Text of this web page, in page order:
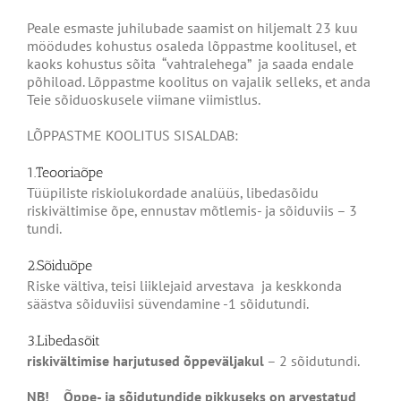
Peale esmaste juhilubade saamist on hiljemalt 23 kuu
möödudes kohustus osaleda lõppastme koolitusel, et
kaoks kohustus sõita “vahtralehega” ja saada endale
põhiload. Lõppastme koolitus on vajalik selleks, et anda
Teie sõiduoskusele viimane viimistlus.
LÕPPASTME KOOLITUS SISALDAB:
1.Teooriaõpe
Tüüpiliste riskiolukordade analüüs, libedasõidu
riskivältimise õpe, ennustav mõtlemis- ja sõiduviis – 3
tundi.
2.Sõiduõpe
Riske vältiva, teisi liiklejaid arvestava ja keskkonda
säästva sõiduviisi süvendamine -1 sõidutundi.
3.Libedasõit
riskivältimise harjutused õppeväljakul – 2 sõidutundi.
NB! Õppe- ja sõidutundide pikkuseks on arvestatud